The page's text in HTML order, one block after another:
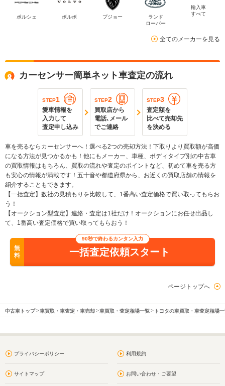
ポルシェ ボルボ プジョー
ランド
ローバー
輸入車
すべて
全てのメーカーを見る
カーセンサー簡単ネット車査定の流れ
STEP1
愛車情報を
入力して
査定申し込み
STEP2
買取店から
電話､メール
でご連絡
STEP3
査定額を
比べて売却先
を決める
車を売るならカーセンサーへ！選べる2つの売却方法！下取りより買取額が高価
になる方法が見つかるかも！他にもメーカー、車種、ボディタイプ別の中古車
の買取情報はもちろん、買取の流れや査定のポイントなど、初めて車を売る方
も安心の情報が満載です！五十音や都道府県から、お近くの買取店舗の情報を
紹介することもできます。
【一括査定】数社の見積もりを比較して、1番高い査定価格で買い取ってもらお
う！
【オークション型査定】連絡・査定は1社だけ！オークションにお任せ出品し
て、1番高い査定価格で買い取ってもらおう！
無
料
90秒で終わるカンタン入力
一括査定依頼スタート
ページトップへ
中古車トップ 車買取・車査定・車売却 車買取・査定相場一覧 トヨタの車買取・車査定相場
プライバシーポリシー 利用規約
サイトマップ お問い合わせ・ご要望